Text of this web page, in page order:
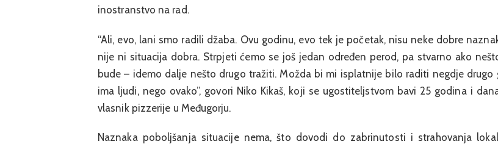
inostranstvo na rad.
“Ali, evo, lani smo radili džaba. Ovu godinu, evo tek je početak, nisu neke dobre
nije ni situacija dobra. Strpjeti ćemo se još jedan određen perod, pa stvarno ako
bude – idemo dalje nešto drugo tražiti. Možda bi mi isplatnije bilo raditi negdje drugo
ima ljudi, nego ovako”, govori Niko Kikaš, koji se ugostiteljstvom bavi 25 godina i
vlasnik pizzerije u Međugorju.
Naznaka poboljšanja situacije nema, što dovodi do zabrinutosti i strahovanja